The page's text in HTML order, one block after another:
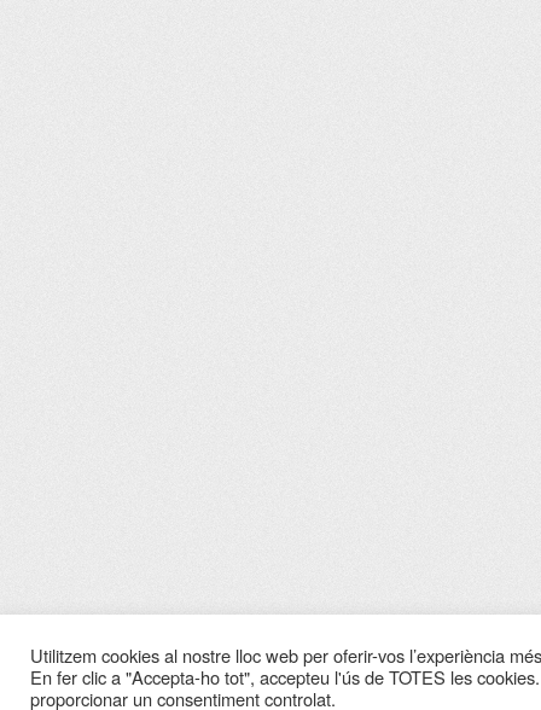
Utilitzem cookies al nostre lloc web per oferir-vos l’experiència
En fer clic a "Accepta-ho tot", accepteu l'ús de TOTES les
proporcionar un consentiment controlat.